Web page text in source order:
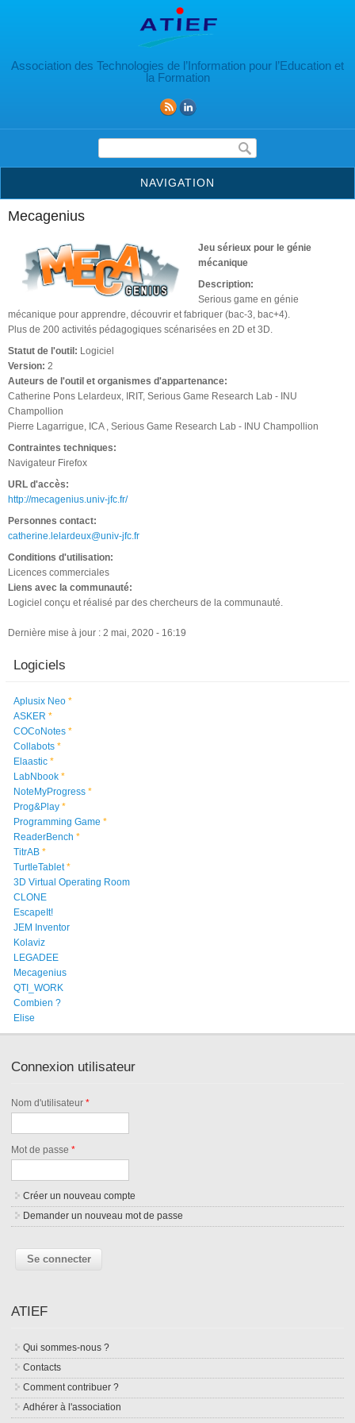
Association des Technologies de l’Information pour l’Education et
la Formation
Formulaire de recherche
NAVIGATION
Mecagenius
Jeu sérieux pour le génie
mécanique
Description:
Serious game en génie
mécanique pour apprendre, découvrir et fabriquer (bac-3, bac+4).
Plus de 200 activités pédagogiques scénarisées en 2D et 3D.
Statut de l'outil: Logiciel
Version: 2
Auteurs de l'outil et organismes d'appartenance:
Catherine Pons Lelardeux, IRIT, Serious Game Research Lab - INU
Champollion
Pierre Lagarrigue, ICA , Serious Game Research Lab - INU Champollion
Contraintes techniques:
Navigateur Firefox
URL d'accès:
http://mecagenius.univ-jfc.fr/
Personnes contact:
catherine.lelardeux@univ-jfc.fr
Conditions d'utilisation:
Licences commerciales
Liens avec la communauté:
Logiciel conçu et réalisé par des chercheurs de la communauté.
Dernière mise à jour : 2 mai, 2020 - 16:19
Logiciels
Aplusix Neo *
ASKER *
COCoNotes *
Collabots *
Elaastic *
LabNbook *
NoteMyProgress *
Prog&Play *
Programming Game *
ReaderBench *
TitrAB *
TurtleTablet *
3D Virtual Operating Room
CLONE
EscapeIt!
JEM Inventor
Kolaviz
LEGADEE
Mecagenius
QTI_WORK
Combien ?
Elise
Connexion utilisateur
Nom d'utilisateur*
Mot de passe*
Créer un nouveau compte
Demander un nouveau mot de passe
ATIEF
Qui sommes-nous ?
Contacts
Comment contribuer ?
Adhérer à l'association